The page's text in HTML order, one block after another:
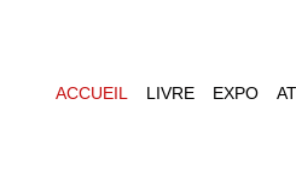
ACCUEIL LIVRE EXPO